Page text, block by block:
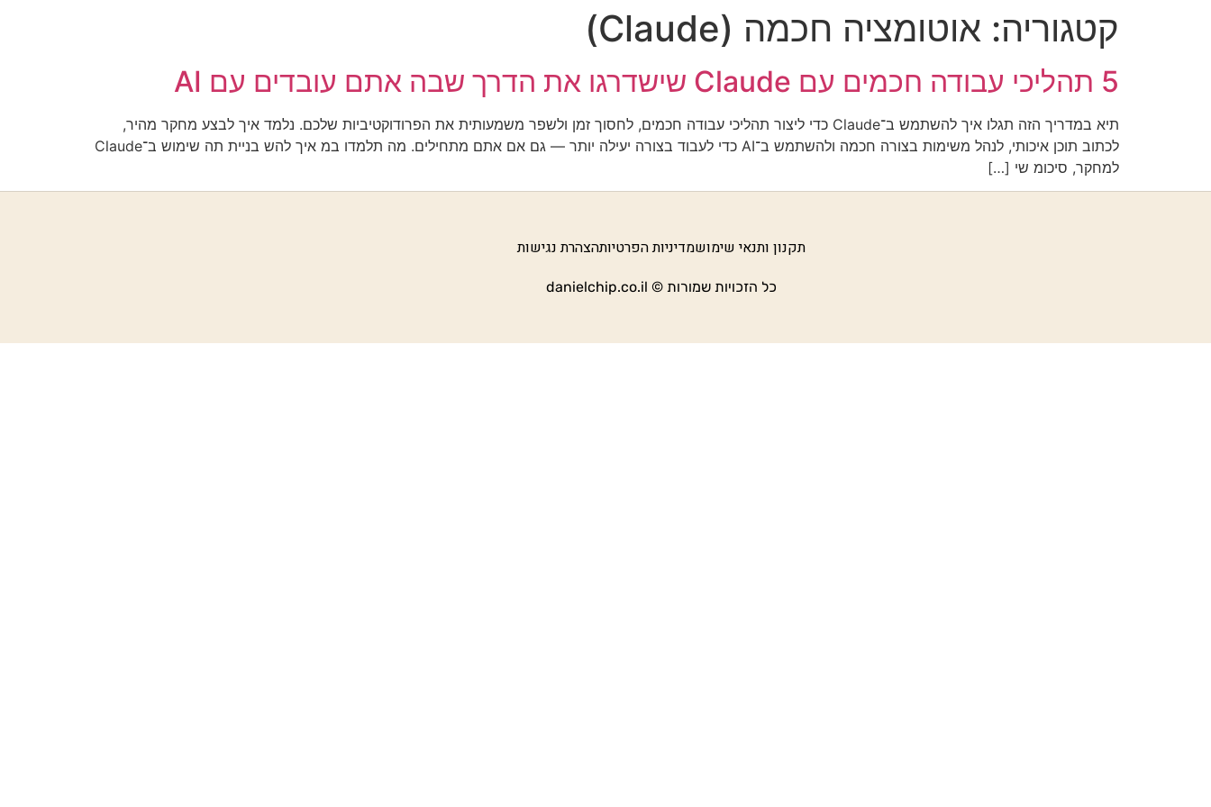
קטגוריה: אוטומציה חכמה (Claude)
5 תהליכי עבודה חכמים עם Claude שישדרגו את הדרך שבה אתם עובדים עם AI
תיא במדריך הזה תגלו איך להשתמש ב־Claude כדי ליצור תהליכי עבודה חכמים, לחסוך זמן ולשפר משמעותית את הפרודוקטיביות שלכם. נלמד איך לבצע מחקר מהיר,
לכתוב תוכן איכותי, לנהל משימות בצורה חכמה ולהשתמש ב־AI כדי לעבוד בצורה יעילה יותר — גם אם אתם מתחילים. מה תלמדו במ איך להש בניית תה שימוש ב־Claude
למחקר, סיכומ שי […]
תקנון ותנאי שימושמדיניות הפרטיותהצהרת נגישות
כל הזכויות שמורות © danielchip.co.il